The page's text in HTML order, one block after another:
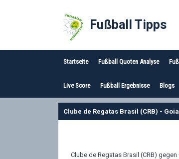
Fußball Tipps
Startseite Fußball Quoten Analyse
Live Score Fußball Ergebnisse Blogs
Clube de Regatas Brasil (CRB) -
Clube de Regatas Brasil (CRB)